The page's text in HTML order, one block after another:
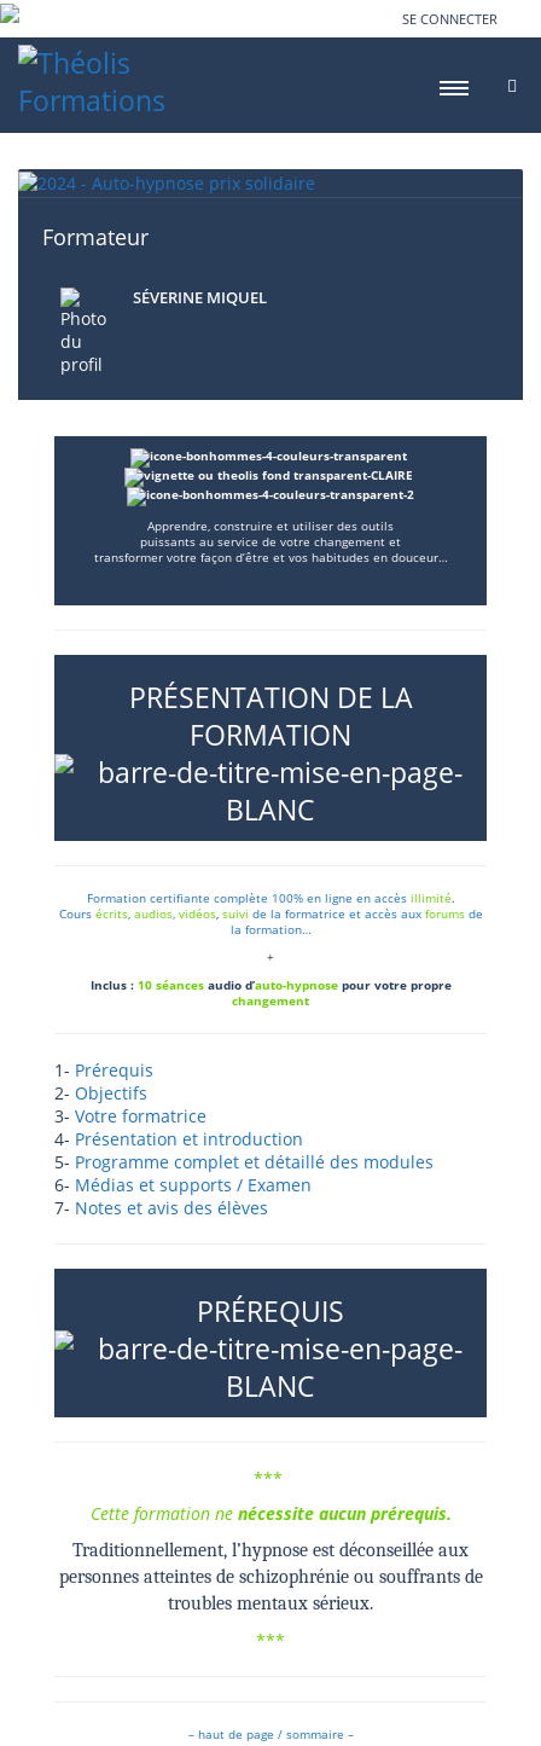
SE CONNECTER
Formateur
SÉVERINE MIQUEL
Apprendre, construire et utiliser des outils
puissants au service de votre changement et
transformer votre façon d’être et vos habitudes en douceur…
PRÉSENTATION DE LA
FORMATION
Formation certifiante complète 100% en ligne en accès illimité.
Cours écrits, audios, vidéos, suivi de la formatrice et accès aux forumsde
la formation…
+
Inclus :10 séancesaudio d’auto-hypnosepourvotrepropre
changement
1- Prérequis
2- Objectifs
3- Votre formatrice
4- Présentation et introduction
5- Programme complet et détaillé des modules
6- Médias et supports / Examen
7- Notes et avis des élèves
PRÉREQUIS
***
Cette formationne nécessite aucun prérequis.
Traditionnellement, l’hypnose est déconseillée aux
personnes atteintes de schizophrénie ou souffrants de
troubles mentaux sérieux.
***
– haut de page / sommaire –